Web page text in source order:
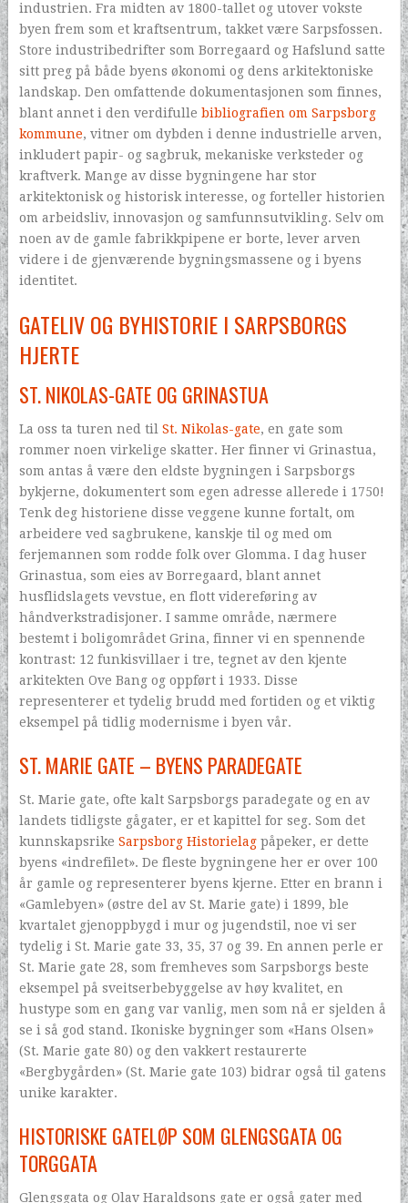
industrien. Fra midten av 1800-tallet og utover vokste
byen frem som et kraftsentrum, takket være Sarpsfossen.
Store industribedrifter som Borregaard og Hafslund satte
sitt preg på både byens økonomi og dens arkitektoniske
landskap. Den omfattende dokumentasjonen som finnes,
blant annet i den verdifulle bibliografien om Sarpsborg
kommune, vitner om dybden i denne industrielle arven,
inkludert papir- og sagbruk, mekaniske verksteder og
kraftverk. Mange av disse bygningene har stor
arkitektonisk og historisk interesse, og forteller historien
om arbeidsliv, innovasjon og samfunnsutvikling. Selv om
noen av de gamle fabrikkpipene er borte, lever arven
videre i de gjenværende bygningsmassene og i byens
identitet.
GATELIV OG BYHISTORIE I SARPSBORGS
HJERTE
ST. NIKOLAS-GATE OG GRINASTUA
La oss ta turen ned til St. Nikolas-gate, en gate som
rommer noen virkelige skatter. Her finner vi Grinastua,
som antas å være den eldste bygningen i Sarpsborgs
bykjerne, dokumentert som egen adresse allerede i 1750!
Tenk deg historiene disse veggene kunne fortalt, om
arbeidere ved sagbrukene, kanskje til og med om
ferjemannen som rodde folk over Glomma. I dag huser
Grinastua, som eies av Borregaard, blant annet
husflidslagets vevstue, en flott videreføring av
håndverkstradisjoner. I samme område, nærmere
bestemt i boligområdet Grina, finner vi en spennende
kontrast: 12 funkisvillaer i tre, tegnet av den kjente
arkitekten Ove Bang og oppført i 1933. Disse
representerer et tydelig brudd med fortiden og et viktig
eksempel på tidlig modernisme i byen vår.
ST. MARIE GATE – BYENS PARADEGATE
St. Marie gate, ofte kalt Sarpsborgs paradegate og en av
landets tidligste gågater, er et kapittel for seg. Som det
kunnskapsrike Sarpsborg Historielagpåpeker, er dette
byens «indrefilet». De fleste bygningene her er over 100
år gamle og representerer byens kjerne. Etter en brann i
«Gamlebyen» (østre del av St. Marie gate) i 1899, ble
kvartalet gjenoppbygd i mur og jugendstil, noe vi ser
tydelig i St. Marie gate 33, 35, 37 og 39. En annen perle er
St. Marie gate 28, som fremheves som Sarpsborgs beste
eksempel på sveitserbebyggelse av høy kvalitet, en
hustype som en gang var vanlig, men som nå er sjelden å
se i så god stand. Ikoniske bygninger som «Hans Olsen»
(St. Marie gate 80) og den vakkert restaurerte
«Bergbygården» (St. Marie gate 103) bidrar også til gatens
unike karakter.
HISTORISKE GATELØP SOM GLENGSGATA OG
TORGGATA
Glengsgata og Olav Haraldsons gate er også gater med